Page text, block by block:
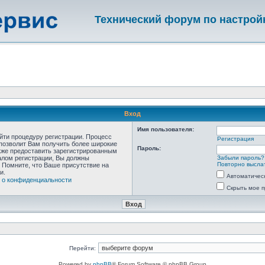
Технический форум по
Вход
процедуру регистрации. Процесс
Вам получить более широкие
предоставить зарегистрированным
регистрации, Вы должны
что Ваше присутствие на
конфиденциальности
Имя пользователя:
Регистрация
Пароль:
Забыли пароль?
Повторно
Скрыть мое
Перейти: